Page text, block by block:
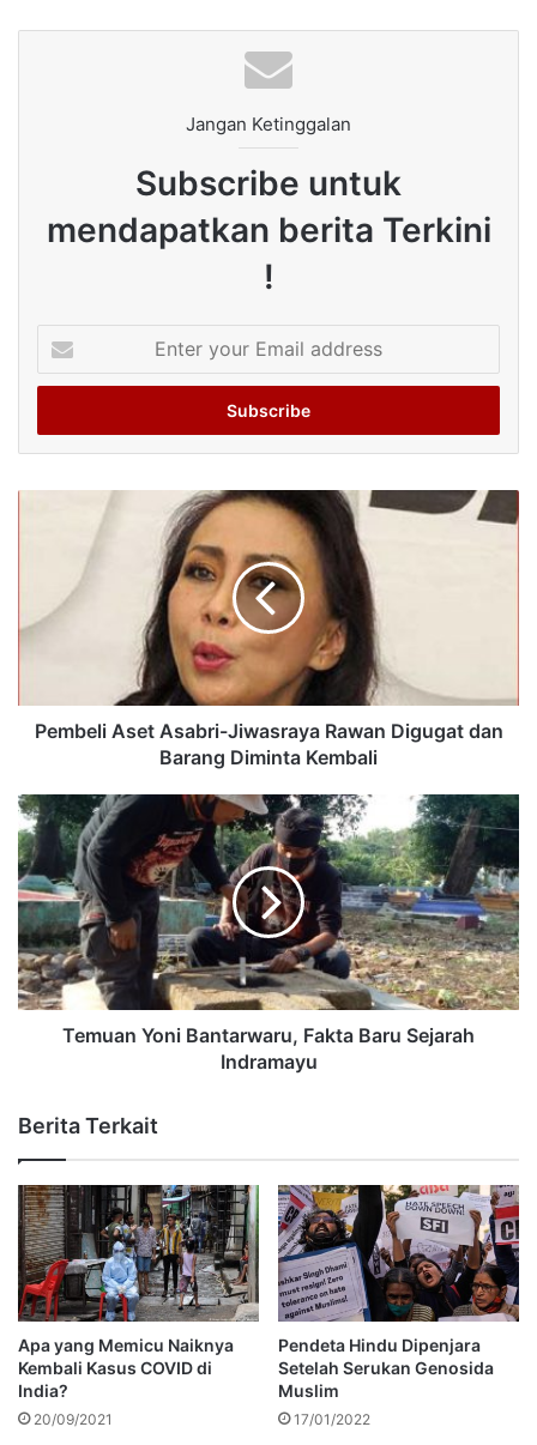
Jangan Ketinggalan
Subscribe untuk
mendapatkan berita Terkini
!
your
Email
Pembeli Aset Asabri-Jiwasraya Rawan Digugat dan
Barang Diminta Kembali
Temuan Yoni Bantarwaru, Fakta Baru Sejarah
Indramayu
Berita Terkait
Apa yang Memicu Naiknya
Kembali Kasus COVID di
India?
20/09/2021
Pendeta Hindu Dipenjara
Setelah Serukan Genosida
Muslim
17/01/2022